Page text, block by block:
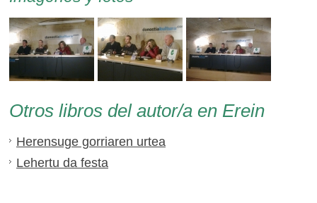
Otros libros del autor/a en Erein
Herensuge gorriaren urtea
Lehertu da festa